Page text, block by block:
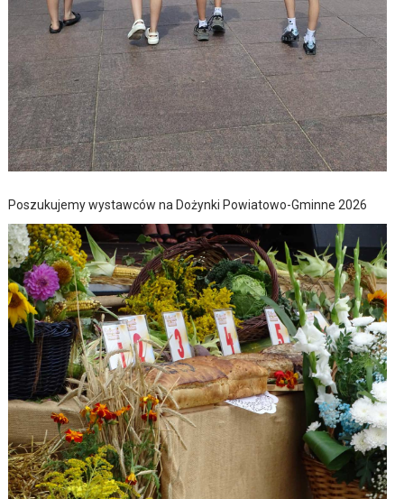
Poszukujemy wystawców na Dożynki Powiatowo-Gminne 2026